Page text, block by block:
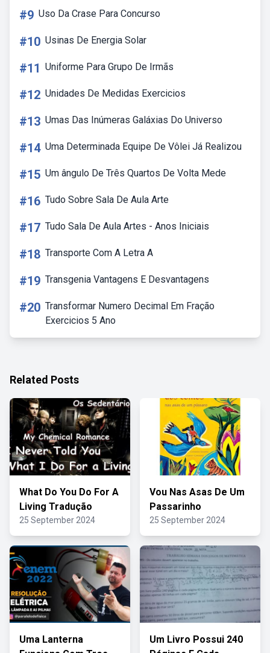
#9 Uso Da Crase Para Concurso
#10 Usinas De Energia Solar
#11 Uniforme Para Grupo De Irmãs
#12 Unidades De Medidas Exercicios
#13 Umas Das Inúmeras Galáxias Do Universo
#14 Uma Determinada Equipe De Vôlei Já Realizou
#15 Um ângulo De Três Quartos De Volta Mede
#16 Tudo Sobre Sala De Aula Arte
#17 Tudo Sala De Aula Artes - Anos Iniciais
#18 Transporte Com A Letra A
#19 Transgenia Vantagens E Desvantagens
#20 Transformar Numero Decimal Em Fração
Exercicios 5 Ano
Related Posts
What Do You Do For A
Living Tradução
25 September 2024
Vou Nas Asas De Um
Passarinho
25 September 2024
Uma Lanterna
Um Livro Possui 240